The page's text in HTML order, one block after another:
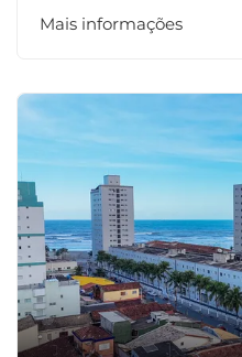
Mais informações